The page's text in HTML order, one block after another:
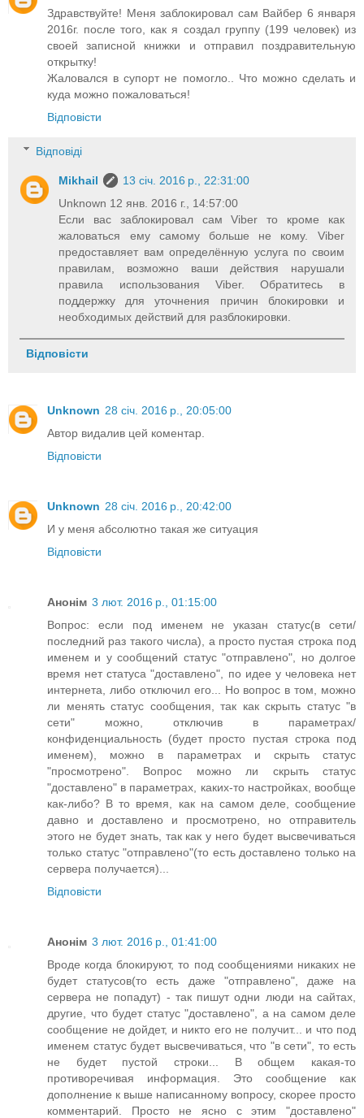
Здравствуйте! Меня заблокировал сам Вайбер 6 января
2016г. после того, как я создал группу (199 человек) из
своей записной книжки и отправил поздравительную
открытку!
Жаловался в супорт не помогло.. Что можно сделать и
куда можно пожаловаться!
Відповісти
Відповіді
Mikhail
13 січ. 2016 р., 22:31:00
Unknown 12 янв. 2016 г., 14:57:00
Если вас заблокировал сам Viber то кроме как
жаловаться ему самому больше не кому. Viber
предоставляет вам определённую услуга по своим
правилам, возможно ваши действия нарушали
правила использования Viber. Обратитесь в
поддержку для уточнения причин блокировки и
необходимых действий для разблокировки.
Відповісти
Unknown 28 січ. 2016 р., 20:05:00
Автор видалив цей коментар.
Відповісти
Unknown 28 січ. 2016 р., 20:42:00
И у меня абсолютно такая же ситуация
Відповісти
Анонім 3 лют. 2016 р., 01:15:00
Вопрос: если под именем не указан статус(в сети/
последний раз такого числа), а просто пустая строка под
именем и у сообщений статус "отправлено", но долгое
время нет статуса "доставлено", по идее у человека нет
интернета, либо отключил его... Но вопрос в том, можно
ли менять статус сообщения, так как скрыть статус "в
сети" можно, отключив в параметрах/
конфиденциальность (будет просто пустая строка под
именем), можно в параметрах и скрыть статус
"просмотрено". Вопрос можно ли скрыть статус
"доставлено" в параметрах, каких-то настройках, вообще
как-либо? В то время, как на самом деле, сообщение
давно и доставлено и просмотрено, но отправитель
этого не будет знать, так как у него будет высвечиваться
только статус "отправлено"(то есть доставлено только на
сервера получается)...
Відповісти
Анонім 3 лют. 2016 р., 01:41:00
Вроде когда блокируют, то под сообщениями никаких не
будет статусов(то есть даже "отправлено", даже на
сервера не попадут) - так пишут одни люди на сайтах,
другие, что будет статус "доставлено", а на самом деле
сообщение не дойдет, и никто его не получит... и что под
именем статус будет высвечиваться, что "в сети", то есть
не будет пустой строки... В общем какая-то
противоречивая информация. Это сообщение как
дополнение к выше написанному вопросу, скорее просто
комментарий. Просто не ясно с этим "доставлено"